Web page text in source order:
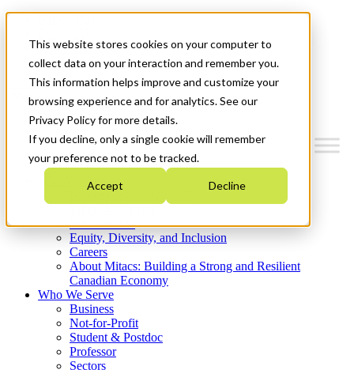
This website stores cookies on your computer to
collect data on your interaction and remember you.
This information helps improve and customize your
browsing experience and for analytics. See our
Privacy Policy for more details.
If you decline, only a single cookie will remember
your preference not to be tracked.
Accept Decline
News & Events
Get Started
Menu
Who We Are
Strategic Plan 2026-2030
What We Do
Equity, Diversity, and Inclusion
Careers
About Mitacs: Building a Strong and Resilient
Canadian Economy
Who We Serve
Business
Not-for-Profit
Student & Postdoc
Professor
Sectors